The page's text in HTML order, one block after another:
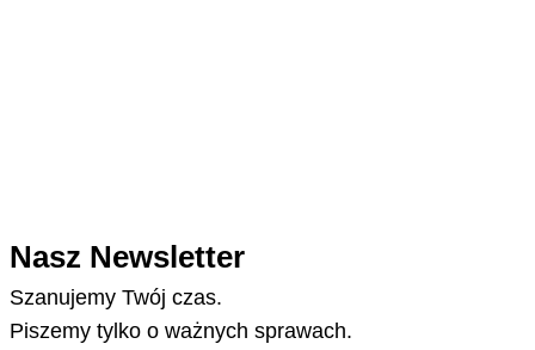
Nasz Newsletter
Szanujemy Twój czas.
Piszemy tylko o ważnych sprawach.